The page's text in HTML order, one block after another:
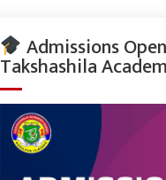
Admissions
Takshashila